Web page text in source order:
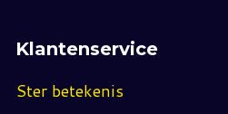
Klantenservice
Ster betekenis